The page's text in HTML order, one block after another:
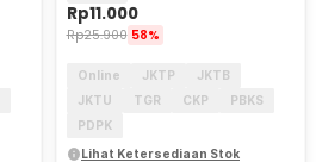
Rp11.000
Rp25.900 58%
Online JKTP
JKTB
JKTU
TGR CKP
PBKS
PDPK
Lihat Ketersediaan Stok